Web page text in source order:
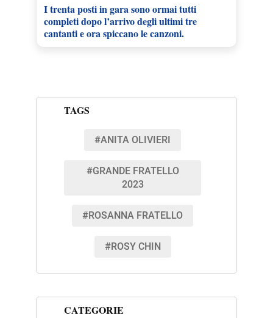
I trenta posti in gara sono ormai tutti
completi dopo l’arrivo degli ultimi tre
cantanti e ora spiccano le canzoni.
TAGS
#ANITA OLIVIERI
#GRANDE FRATELLO
2023
#ROSANNA FRATELLO
#ROSY CHIN
CATEGORIE